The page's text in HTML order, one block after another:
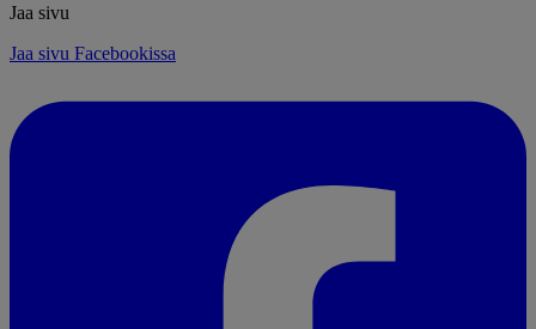
Jaa sivu
Jaa sivu Facebookissa